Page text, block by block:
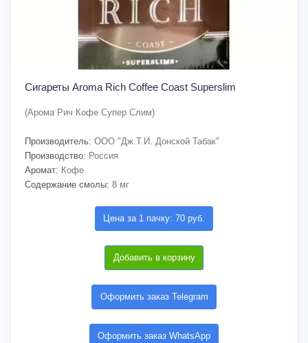
Сигареты Aroma Rich Coffee Coast Superslim
(Арома Рич Кофе Супер Слим)
Производитель: ООО "Дж.Т.И. Донской Табак"
Производство: Россия
Аромат: Кофе
Содержание смолы: 8 мг
Цена за 1 пачку: 70 руб.
Добавить в корзину
Оформить заказ Telegram
Оформить заказ WhatsApp